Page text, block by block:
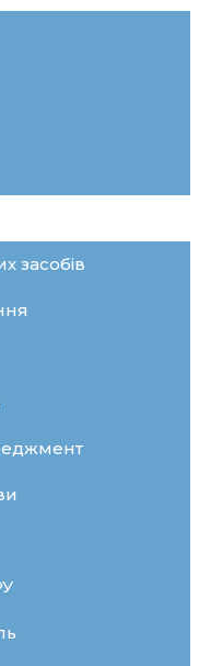
засобів